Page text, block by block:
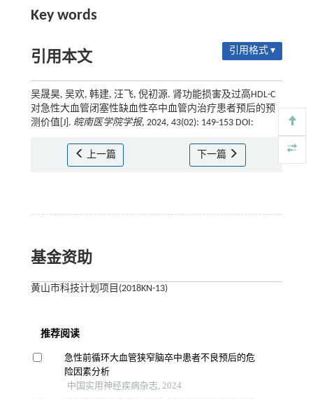
Key words
引用本文 引用格式 ▾
吴晟昊, 吴欢, 韩建, 汪飞, 倪初源. 肾功能损害及过高HDL-C
对急性大血管闭塞性缺血性卒中血管内治疗患者预后的预
测价值[J]. 皖南医学院学报, 2024, 43(02): 149-153 DOI:
上一篇 下一篇
基金资助
黄山市科技计划项目(2018KN-13)